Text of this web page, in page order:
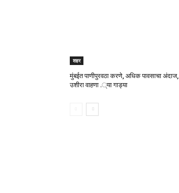
शहर
मुंबईत पाणीपुरवठा करणे, अधिक पावसाचा अंदाज,
उशीरा वाहणा .्या गाड्या